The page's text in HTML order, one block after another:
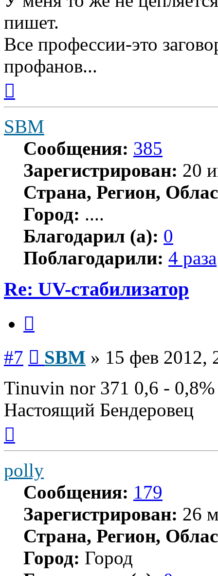
пишет.
Все профессии-это
профанов...
началу
SBM
Сообщения: 385
Зарегистрирован: 20
Страна, Регион,
Город: ....
Благодарил (а): 0
Поблагодарили: 4 раза
Re: UV-стабилизатор
#7 SBM » 15 фев 2012,
Tinuvin nor 371 0,6 - 0,8%
Настоящий Бендеровец
началу
polly
Сообщения: 179
Зарегистрирован: 26
Страна, Регион,
Город: Город